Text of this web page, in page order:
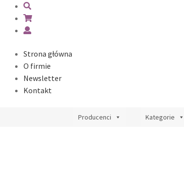
Strona główna
O firmie
Newsletter
Kontakt
Producenci Kategorie